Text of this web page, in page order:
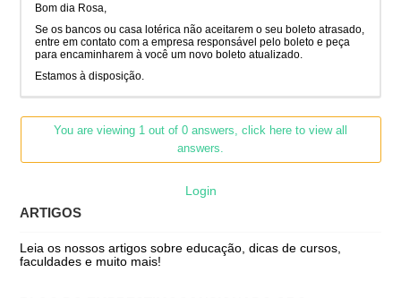
Bom dia Rosa,
Se os bancos ou casa lotérica não aceitarem o seu boleto atrasado,
entre em contato com a empresa responsável pelo boleto e peça
para encaminharem à você um novo boleto atualizado.
Estamos à disposição.
You are viewing 1 out of 0 answers, click here to view all
answers.
Login
ARTIGOS
Leia os nossos artigos sobre educação, dicas de cursos,
faculdades e muito mais!